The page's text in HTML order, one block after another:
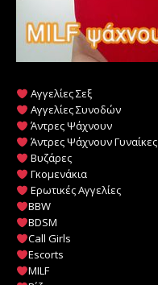
Αγγελίες Σεξ
Αγγελίες Συνοδών
Άντρες Ψάχνουν
Άντρες Ψάχνουν Γυναίκες
Βυζάρες
Γκομενάκια
Ερωτικές Αγγελίες
BBW
BDSM
Call Girls
Escorts
MILF